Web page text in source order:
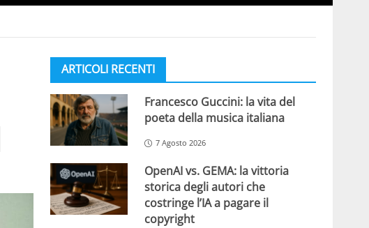
ARTICOLI RECENTI
Francesco Guccini: la vita del
poeta della musica italiana
7 Agosto 2026
OpenAI vs. GEMA: la vittoria
storica degli autori che
costringe l’IA a pagare il
copyright